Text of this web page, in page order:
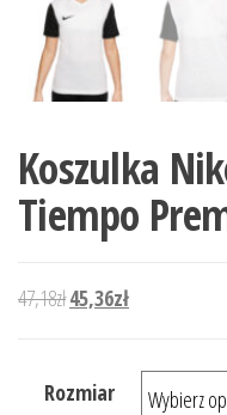
Koszulka
Tiempo
47,18złPierwotna cena
45,36złAktualna cena
Rozmiar